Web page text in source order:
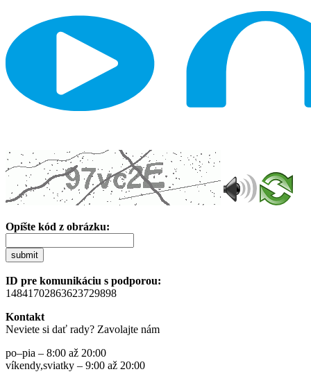
Opíšte kód z obrázku:
submit
ID pre komunikáciu s podporou:
14841702863623729898
Kontakt
Neviete si dať rady? Zavolajte nám
po–pia – 8:00 až 20:00
víkendy,sviatky – 9:00 až 20:00